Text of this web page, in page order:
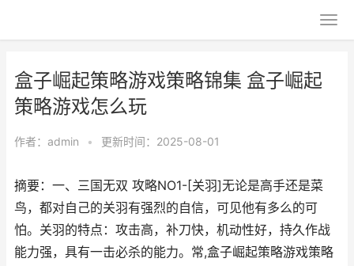
盒子崛起策略游戏策略锦集 盒子崛起
策略游戏怎么玩
作者： admin • 更新时间：2025-08-01
摘要：一、三国无双 攻略NO1-[关羽]无论是高手还是菜
鸟，都对自己的关羽有强烈的自信，可见他有多么的可
怕。关羽的特点：攻击高，补刀快，机动性好，持久作战
能力强，具有一击必杀的能力。常,盒子崛起策略游戏策略